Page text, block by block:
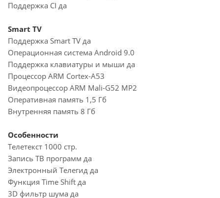
Поддержка CI да
Smart TV
Поддержка Smart TV да
Операционная система Android 9.0
Поддержка клавиатуры и мыши да
Процессор ARM Cortex-A53
Видеопроцессор ARM Mali-G52 MP2
Оперативная память 1,5 Гб
Внутренняя память 8 Гб
Особенности
Телетекст 1000 стр.
Запись ТВ программ да
Электронный Телегид да
Функция Time Shift да
3D фильтр шума да